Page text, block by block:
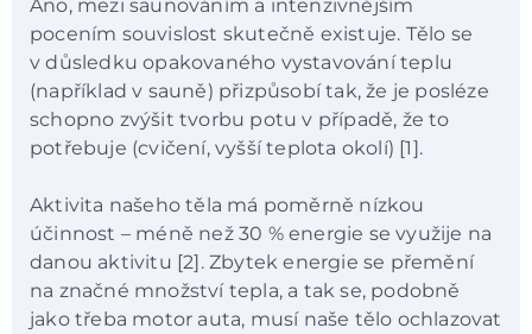
Ano, mezi saunováním a intenzivnějším
pocením souvislost skutečně existuje. Tělo se
v důsledku opakovaného vystavování teplu
(například v sauně) přizpůsobí tak, že je posléze
schopno zvýšit tvorbu potu v případě, že to
potřebuje (cvičení, vyšší teplota okolí) [1].
Aktivita našeho těla má poměrně nízkou
účinnost – méně než 30 % energie se využije na
danou aktivitu [2]. Zbytek energie se přemění
na značné množství tepla, a tak se, podobně
jako třeba motor auta, musí naše tělo ochlazovat